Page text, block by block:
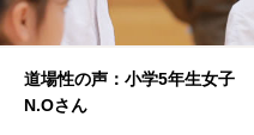
道場性の声：小学5年生女子
N.Oさん